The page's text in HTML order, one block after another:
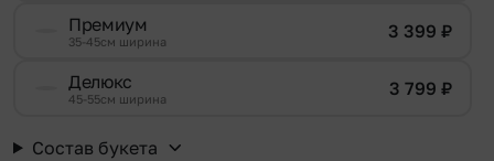
Премиум
35-45см ширина 3 399 ₽
Делюкс
45-55см ширина 3 799 ₽
Состав букета